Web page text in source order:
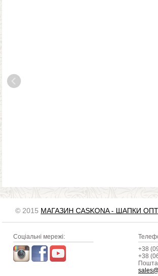
© 2015 МАГАЗИН CASKONA - ШАПКИ
Соціальні мережі:
+38
+38